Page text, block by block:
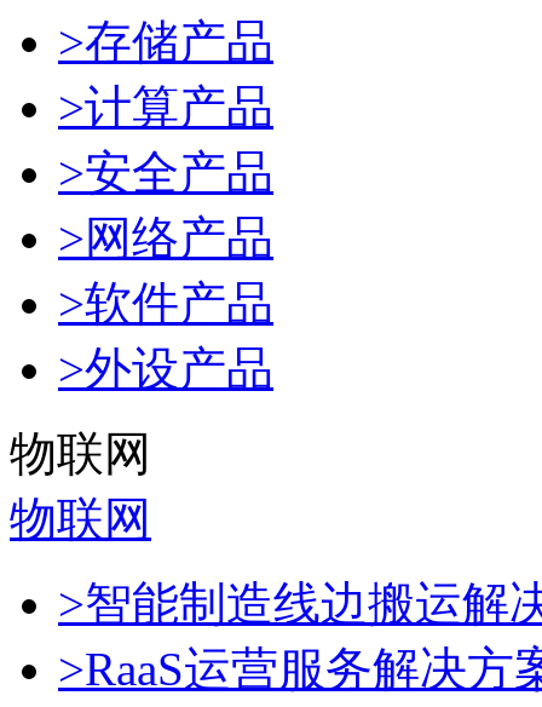
>存储产品
>计算产品
>安全产品
>网络产品
>软件产品
>外设产品
物联网
物联网
>智能制造线边搬运解
>RaaS运营服务解决方